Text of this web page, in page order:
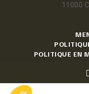
11000
POLITIQUE EN